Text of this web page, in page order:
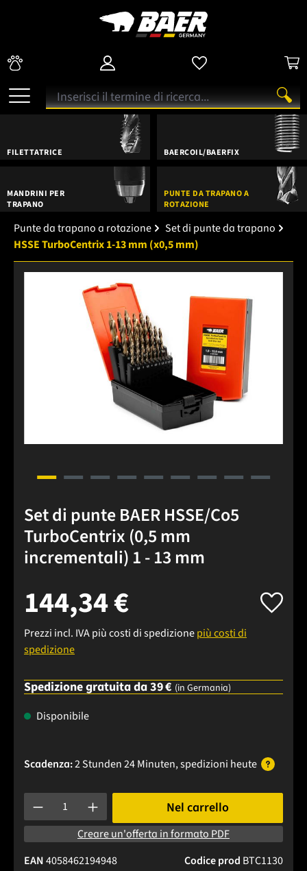
FILETTATRICE BAERCOIL/BAERFIX
MANDRINI PER
TRAPANO
PUNTE DA TRAPANO A
ROTAZIONE
Punte da trapano a rotazione
Set di punte da trapano
HSSE TurboCentrix 1-13 mm (x0,5 mm)
Salta la galleria di immagini
Set di punte BAER HSSE/Co5
TurboCentrix (0,5 mm
incrementali) 1 - 13 mm
144,34 €
Prezzi incl. IVA più costi di spedizionepiù costi di
spedizione
Spedizione gratuita da 39 € (in Germania)
Disponibile
Scadenza:2 Stunden 24 Minuten, spedizioni heute
Quantità del prodotto: inserisci la quantità desiderata o
Nel carrello
Creare un'offerta in formato PDF
Codice prod BTC1130
EAN4058462194948